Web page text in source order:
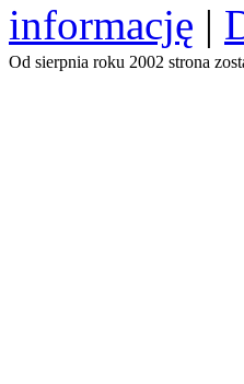
informację |
Od sierpnia roku 2002 strona